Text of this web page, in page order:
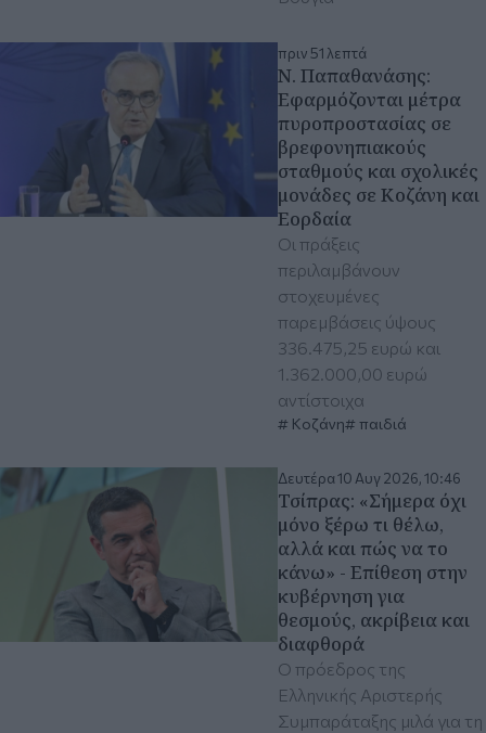
πριν 51 λεπτά
Ν. Παπαθανάσης:
Εφαρμόζονται μέτρα
πυροπροστασίας σε
βρεφονηπιακούς
σταθμούς και σχολικές
μονάδες σε Κοζάνη και
Εορδαία
Οι πράξεις
περιλαμβάνουν
στοχευμένες
παρεμβάσεις ύψους
336.475,25 ευρώ και
1.362.000,00 ευρώ
αντίστοιχα
Κοζάνη παιδιά
Δευτέρα 10 Αυγ 2026, 10:46
Τσίπρας: «Σήμερα όχι
μόνο ξέρω τι θέλω,
αλλά και πώς να το
κάνω» - Επίθεση στην
κυβέρνηση για
θεσμούς, ακρίβεια και
διαφθορά
Ο πρόεδρος της
Ελληνικής Αριστερής
Συμπαράταξης μιλά για τη